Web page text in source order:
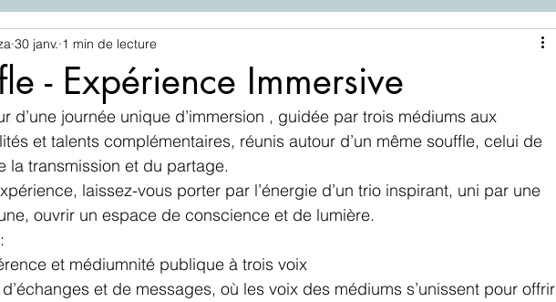
- Expérience Immersive
30 janv. 1 min de lecture
d’une journée unique d’immersion , guidée par trois médiums aux
et talents complémentaires, réunis autour d’un même souffle, celui de
la transmission et du partage.
laissez-vous porter par l’énergie d’un trio inspirant, uni par une
ouvrir un espace de conscience et de lumière.
et médiumnité publique à trois voix
et de messages, où les voix des médiums s’unissent pour offrir